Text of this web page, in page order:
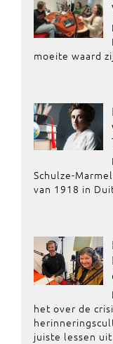
moeite waard
Schulze-
van 1918 in
het over de
juiste lessen